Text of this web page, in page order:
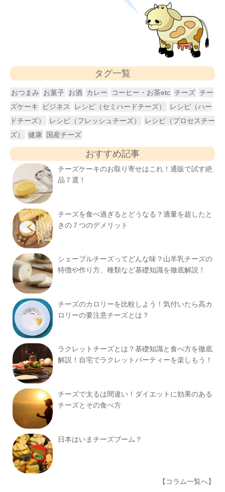
タグ一覧
おつまみ お菓子 お酒 カレー コーヒー・お茶etc チーズ チー
ズケーキ
ビジネス レシピ（セミハードチーズ）
レシピ（ハー
ドチーズ）
レシピ（フレッシュチーズ）
レシピ（プロセスチー
ズ）
健康 国産チーズ
おすすめ記事
チーズケーキのお取り寄せはこれ！通販で試す絶
品７選！
チーズを食べ過ぎるとどうなる？適量を超したと
きの７つのデメリット
シェーブルチーズってどんな味？山羊乳チーズの
特徴や作り方、種類など基礎知識を徹底解説！
チーズのカロリーを比較しよう！気付いたら高カ
ロリーの要注意チーズとは？
ラクレットチーズとは？基礎知識と食べ方を徹底
解説！自宅でラクレットパーティーを楽しもう！
チーズで太るは間違い！ダイエットに効果のある
チーズとその食べ方
日本はいまチーズブーム？
【コラム一覧へ】